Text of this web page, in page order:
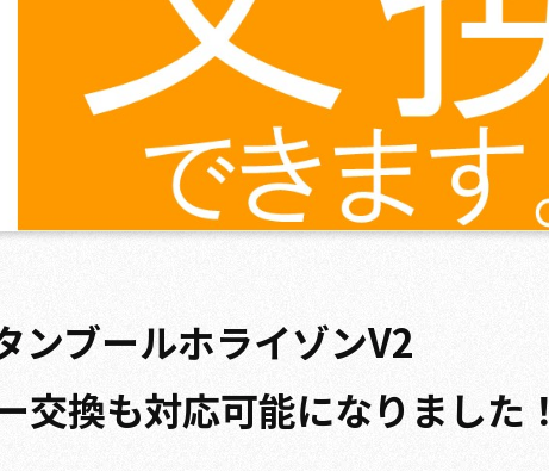
ンブールホライゾンV2
交換も対応可能になりました！